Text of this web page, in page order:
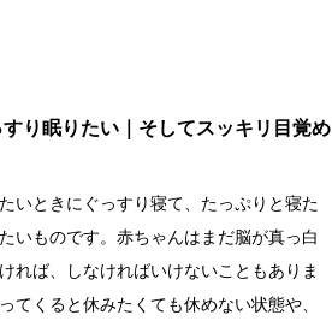
すり眠りたい｜そしてスッキリ目覚め
いときにぐっすり寝て、たっぷりと寝た
いものです。赤ちゃんはまだ脳が真っ白
れば、しなければいけないこともありま
てくると休みたくても休めない状態や、